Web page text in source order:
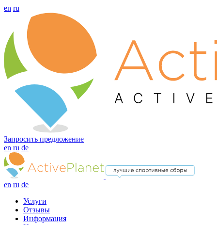
en ru
Запросить предложение
en ru de
en ru de
Услуги
Отзывы
Информация